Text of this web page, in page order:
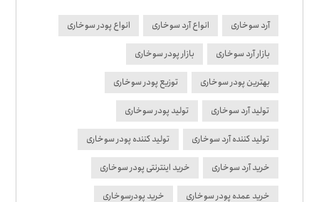
آرد سوخاری انواع آرد سوخاری انواع پودر سوخاری
بازار آرد سوخاری بازار پودر سوخاری
بهترین پودر سوخاری توزیع پودر سوخاری
تولید آرد سوخاری تولید پودر سوخاری
تولید کننده آرد سوخاری تولید کننده پودر سوخاری
خرید آرد سوخاری خرید اینترنتی پودر سوخاری
خرید عمده پودر سوخاری خرید پودرسوخاری